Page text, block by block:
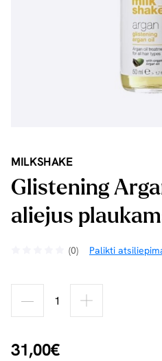
MILKSHAKE
Glistening
aliejus
(0) Palikti
31,00€